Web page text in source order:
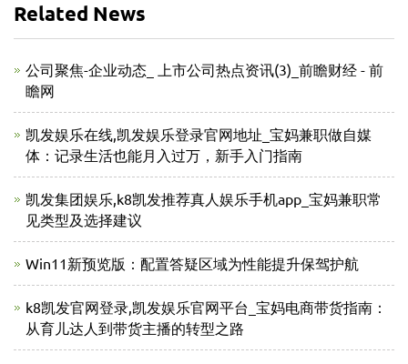
Related News
公司聚焦-企业动态_ 上市公司热点资讯(3)_前瞻财经 - 前
瞻网
凯发娱乐在线,凯发娱乐登录官网地址_宝妈兼职做自媒
体：记录生活也能月入过万，新手入门指南
凯发集团娱乐,k8凯发推荐真人娱乐手机app_宝妈兼职常
见类型及选择建议
Win11新预览版：配置答疑区域为性能提升保驾护航
k8凯发官网登录,凯发娱乐官网平台_宝妈电商带货指南：
从育儿达人到带货主播的转型之路